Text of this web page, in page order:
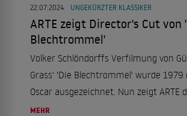
22.07.2024 UNGEKÜRZTER KLASSIKER
ARTE zeigt Director's Cut von
Blechtrommel'
Volker Schlöndorffs Verfilmung von
Grass' 'Die Blechtrommel' wurde
Oscar ausgezeichnet. Nun zeigt ARTE
Minuten längeren Director's Cut des
MEHR